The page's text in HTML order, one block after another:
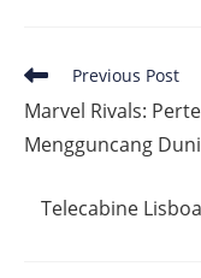
Read
articles
Previous Post
Marvel Rivals:
Mengguncang
Telecabine